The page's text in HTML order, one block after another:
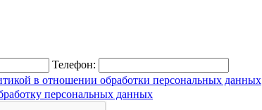
Телефон:
в отношении обработки персональных данных
персональных данных